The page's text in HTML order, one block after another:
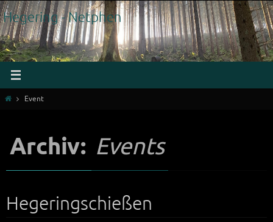
Zum
Inhalt
springen
Hegering - Netphen
StartEvent
Archiv: Events
Hegeringschießen